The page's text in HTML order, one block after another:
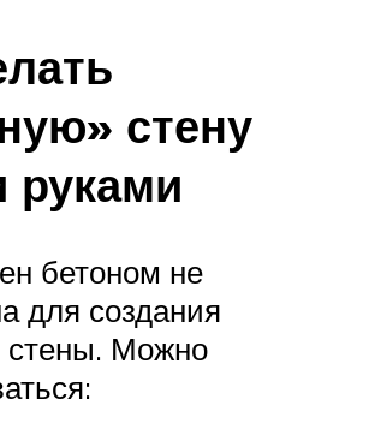
стену
руками
бетоном не
для создания
стены. Можно